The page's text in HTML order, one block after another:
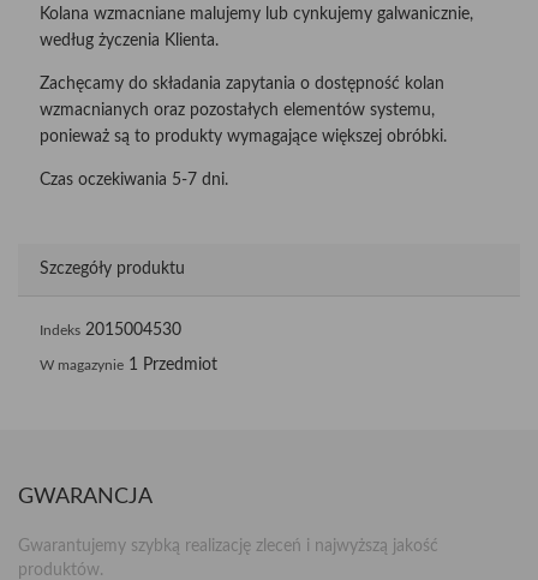
Kolana wzmacniane malujemy lub cynkujemy galwanicznie,
według życzenia Klienta.
Zachęcamy do składania zapytania o dostępność kolan
wzmacnianych oraz pozostałych elementów systemu,
ponieważ są to produkty wymagające większej obróbki.
Czas oczekiwania 5-7 dni.
Szczegóły produktu
Indeks 2015004530
W magazynie 1 Przedmiot
GWARANCJA
Gwarantujemy szybką realizację zleceń i najwyższą jakość
produktów.